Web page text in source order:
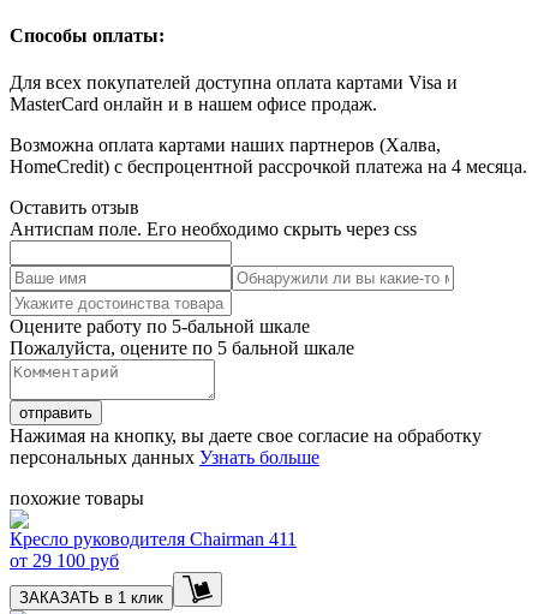
Способы оплаты:
Для всех покупателей доступна оплата картами Visa и
MasterCard онлайн и в нашем офисе продаж.
Возможна оплата картами наших партнеров (Халва,
НоmeCredit) с беспроцентной рассрочкой платежа на 4 месяца.
Оставить отзыв
Антиспам поле. Его необходимо скрыть через css
Оцените работу по 5-бальной шкале
Пожалуйста, оцените по 5 бальной шкале
отправить
Нажимая на кнопку, вы даете свое согласие на обработку
персональных данных Узнать больше
похожие товары
Кресло руководителя Chairman 411
от 29 100 руб
ЗАКАЗАТЬ в 1 клик